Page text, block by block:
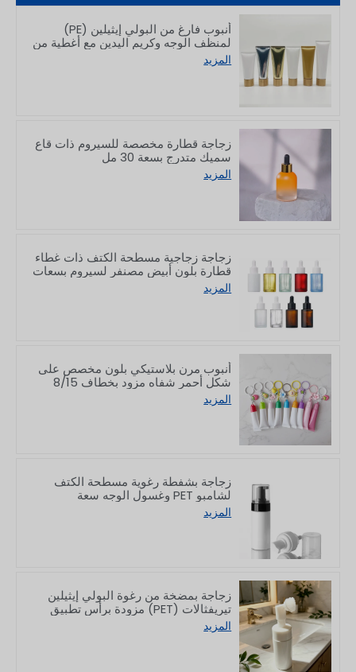
أنبوب فارغ من البولي إيثيلين (PE)
لمنظف الوجه وكريم اليدين مع أغطية من
الخيزران، سعة 50/80/100/150 غرام
المزيد
زجاجة قطارة مخصصة للسيروم ذات قاع
سميك متدرج بسعة 30 مل
المزيد
زجاجة زجاجية مسطحة الكتف ذات غطاء
قطارة بلون أبيض مصنفر لسيروم بسعات
10/30/50/60/80/100 مل
المزيد
أنبوب مرن بلاستيكي بلون مخصص على
شكل أحمر شفاه مزود بخطاف 8/15
جرام
المزيد
زجاجة بشفطة رغوية مسطحة الكتف
لشامبو PET وغسول الوجه سعة
150/200 مل
المزيد
زجاجة بمضخة من رغوة البولي إيثيلين
تيريفثالات (PET) مزودة برأس تطبيق
مل
المزيد